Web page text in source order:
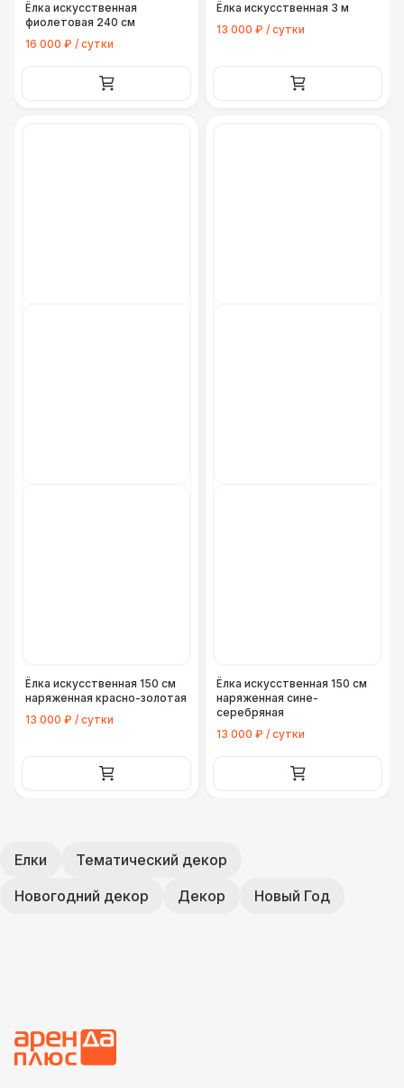
Ёлка искусственная
фиолетовая 240 см
16 000 ₽ / сутки
Ёлка искусственная 3 м
13 000 ₽ / сутки
Ёлка искусственная 150 см
наряженная красно-золотая
13 000 ₽ / сутки
Ёлка искусственная 150 см
наряженная сине-
серебряная
13 000 ₽ / сутки
Елки
Тематический декор
Новогодний декор
Декор Новый Год